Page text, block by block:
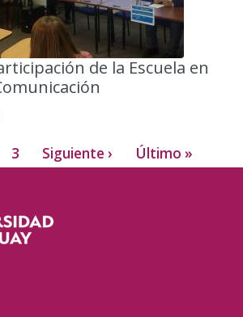
de la Escuela en
3 Siguiente › Último »